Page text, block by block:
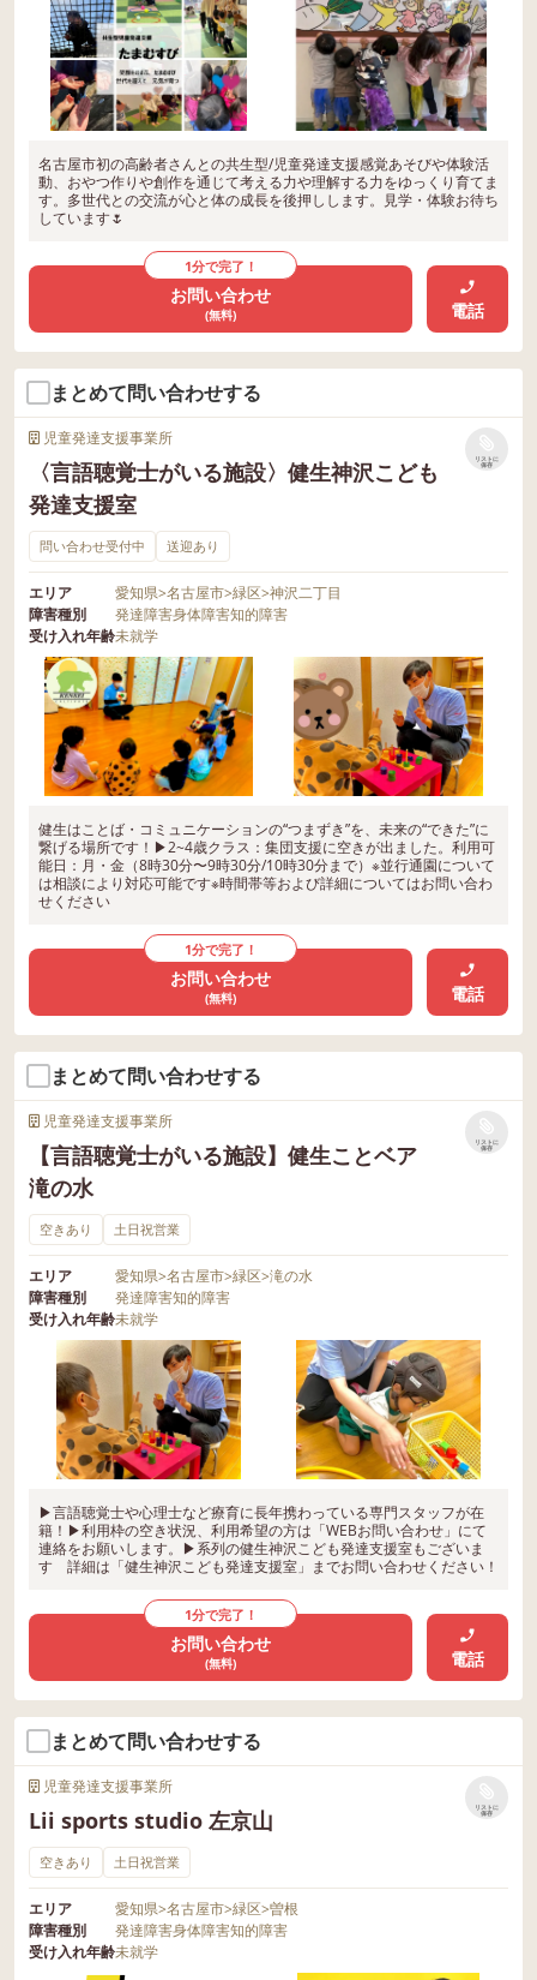
名古屋市初の高齢者さんとの共生型/児童発達支援感覚あそびや体験活
動、おやつ作りや創作を通じて考える力や理解する力をゆっくり育てま
す。多世代との交流が心と体の成長を後押しします。見学・体験お待ち
しています🌷
1分で完了！
お問い合わせ
(無料) 電話
まとめて問い合わせする
児童発達支援事業所
〈言語聴覚士がいる施設〉健生神沢こども
発達支援室
リストに
保存
問い合わせ受付中 送迎あり
エリア 愛知県>名古屋市>緑区>神沢二丁目
障害種別
発達障害身体障害知的障害
受け入れ年齢未就学
健生はことば・コミュニケーションの“つまずき”を、未来の“できた”に
繋げる場所です！▶︎2~4歳クラス：集団支援に空きが出ました。利用可
能日：月・金（8時30分〜9時30分/10時30分まで）※並行通園について
は相談により対応可能です※時間帯等および詳細についてはお問い合わ
せください
1分で完了！
お問い合わせ
(無料) 電話
まとめて問い合わせする
児童発達支援事業所
【言語聴覚士がいる施設】健生ことベア
滝の水
リストに
保存
空きあり 土日祝営業
エリア 愛知県>名古屋市>緑区>滝の水
障害種別
発達障害知的障害
受け入れ年齢未就学
▶︎言語聴覚士や心理士など療育に長年携わっている専門スタッフが在
籍！▶︎利用枠の空き状況、利用希望の方は「WEBお問い合わせ」にて
連絡をお願いします。▶︎系列の健生神沢こども発達支援室もございま
す 詳細は「健生神沢こども発達支援室」までお問い合わせください！
1分で完了！
お問い合わせ
(無料) 電話
まとめて問い合わせする
児童発達支援事業所
Lii sports studio 左京山
リストに
保存
空きあり 土日祝営業
エリア 愛知県>名古屋市>緑区>曽根
障害種別
発達障害身体障害知的障害
受け入れ年齢未就学